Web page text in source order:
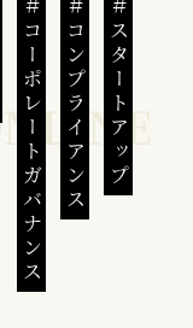
コーポレートガバナンスコンプライアンススタートアップ